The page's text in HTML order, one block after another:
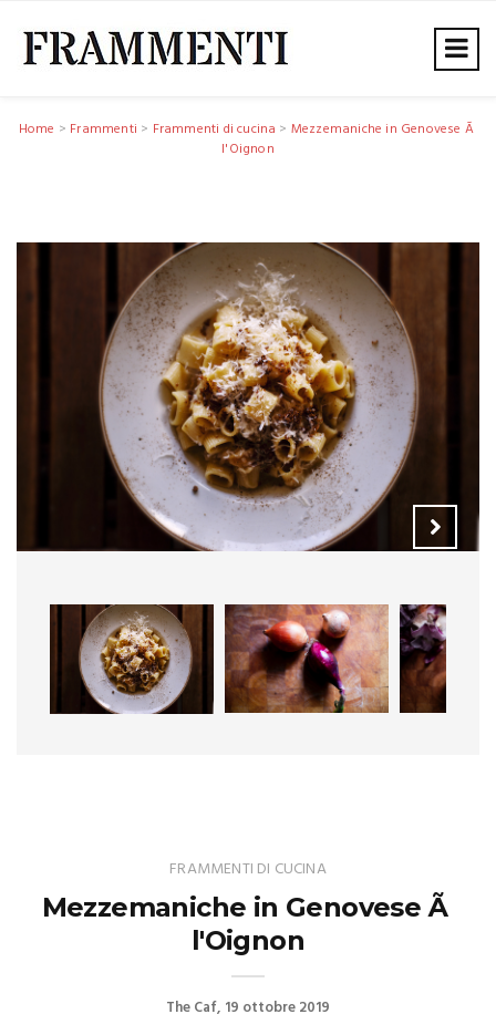
Home > Frammenti > Frammenti di cucina > Mezzemaniche in Genovese Ã
l'Oignon
FRAMMENTI DI CUCINA
Mezzemaniche in Genovese Ã
l'Oignon
The Caf 19 ottobre 2019